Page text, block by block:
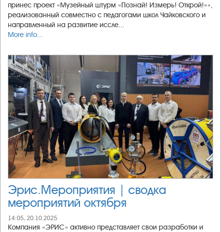
принес проект «Музейный штурм «Познай! Измерь! Открой!»»,
реализованный совместно с педагогами школ Чайковского и
направленный на развитие иссле...
More info...
Эрис.Мероприятия | сводка
мероприятий октября
14:05, 20.10.2025
Компания «ЭРИС» активно представляет свои разработки и